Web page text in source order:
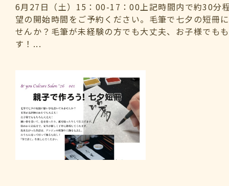
6月27日（土）15：00-17：00上記時間内で約30分
望の開始時間をご予約ください。毛筆で七夕の短冊
せんか？毛筆が未経験の方でも大丈夫、お子様でも
す！...